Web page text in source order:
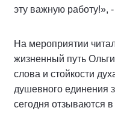
эту важную работу!», -
На мероприятии
жизненный путь
слова и стойкости
душевного единения
сегодня отзываются